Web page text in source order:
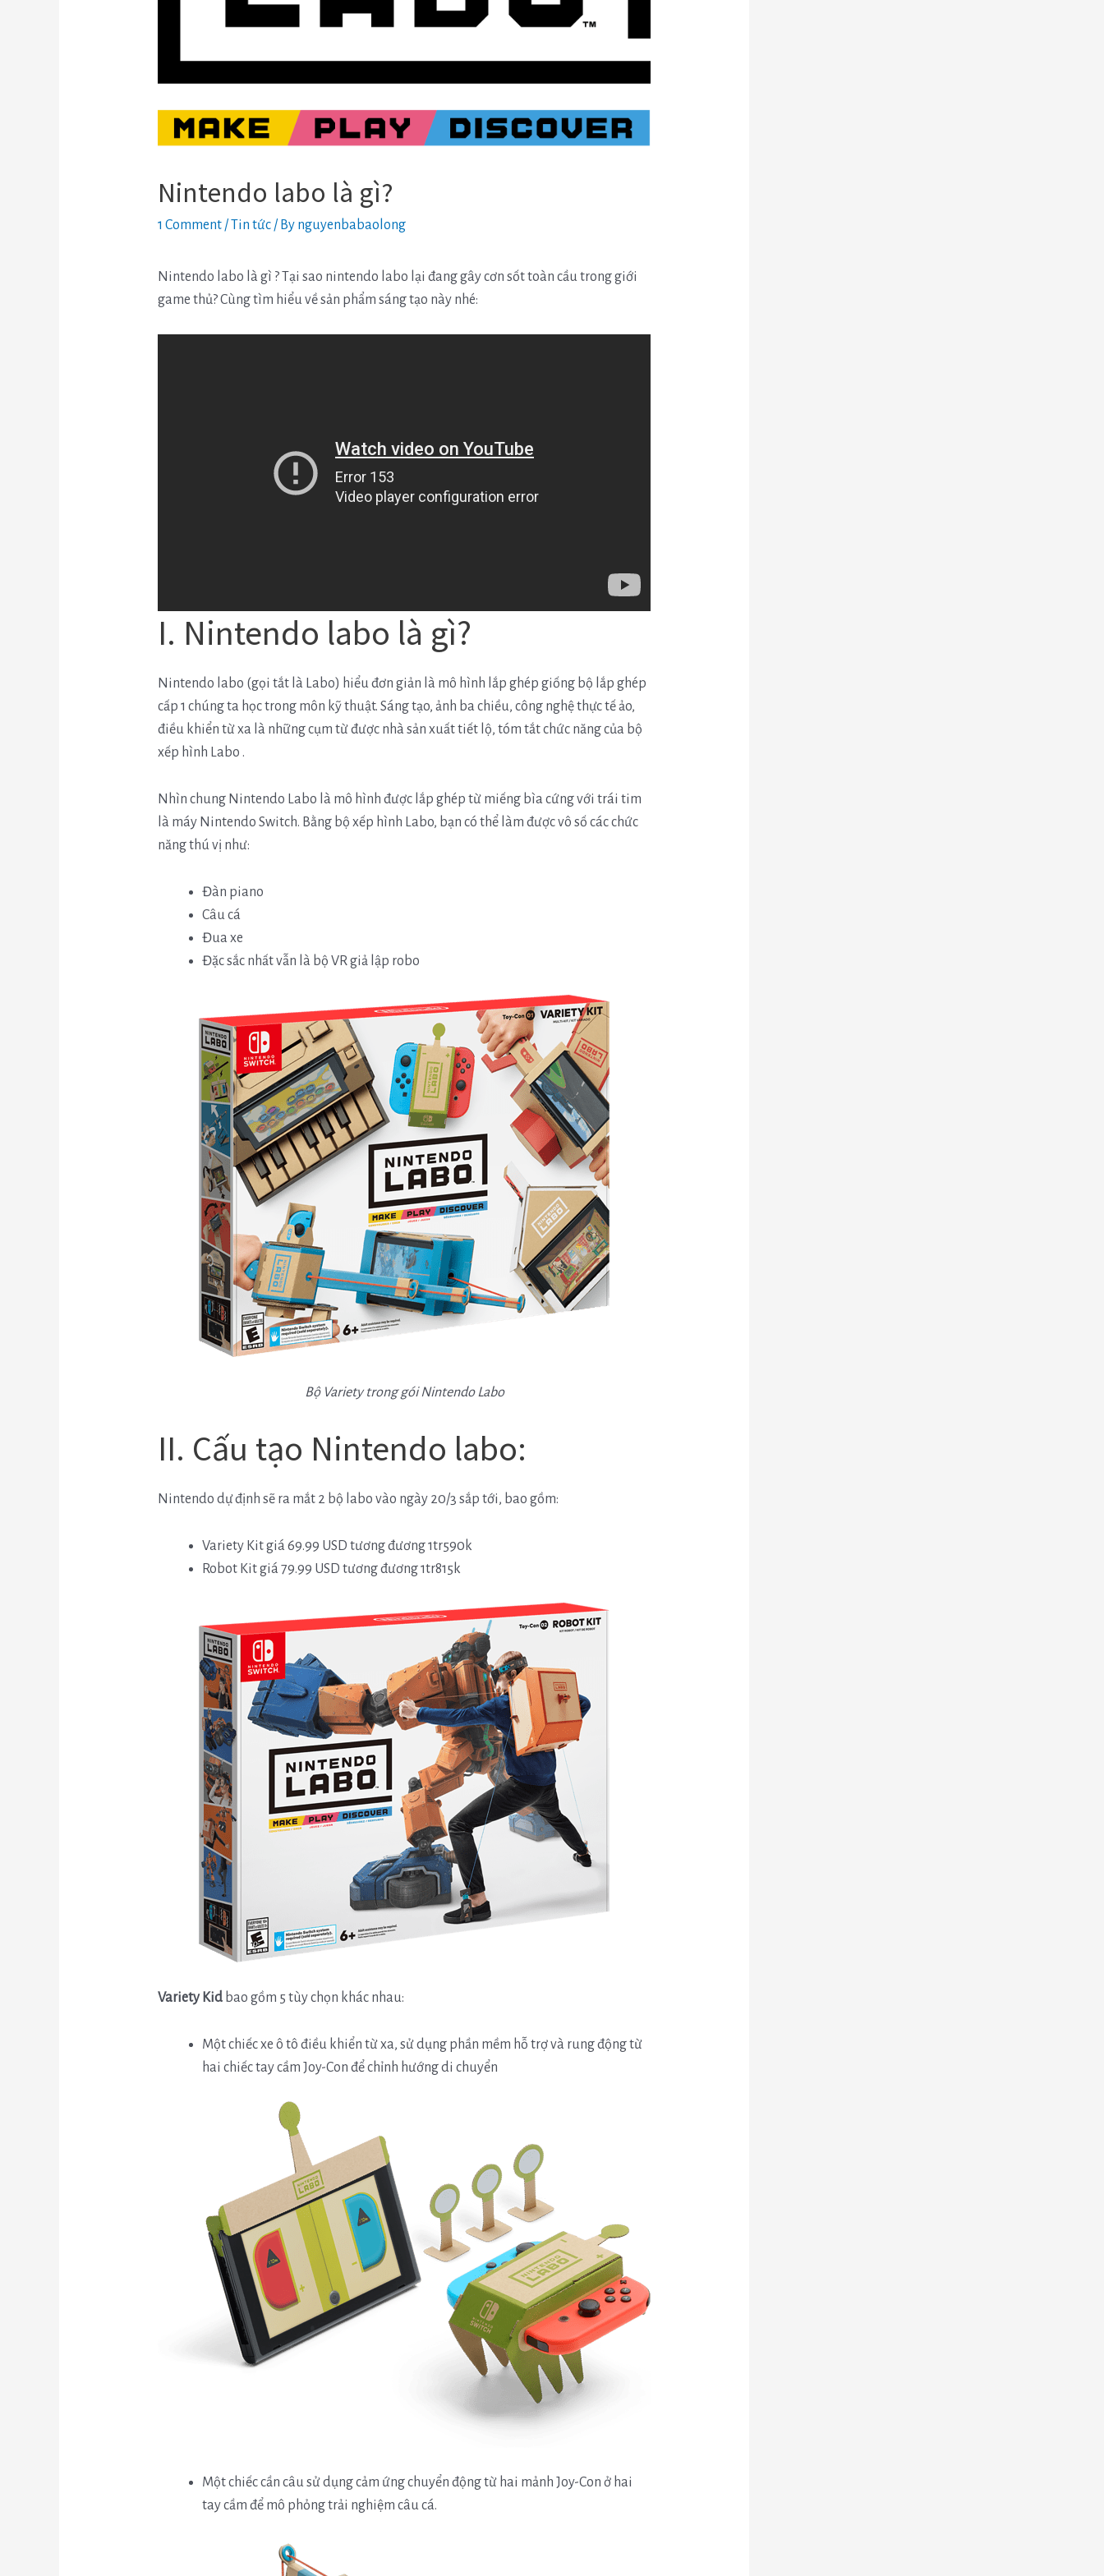
Nintendo labo là gì?
1 Comment /Tin tức / By nguyenbabaolong
Nintendo labo là gì ? Tại sao nintendo labo lại đang gây cơn sốt toàn cầu trong giới
game thủ? Cùng tìm hiểu về sản phẩm sáng tạo này nhé:
I. Nintendo labo là gì?
Nintendo labo (gọi tắt là Labo) hiểu đơn giản là mô hình lắp ghép giống bộ lắp ghép
cấp 1 chúng ta học trong môn kỹ thuật. Sáng tạo, ảnh ba chiều, công nghệ thực tế ảo,
điều khiển từ xa là những cụm từ được nhà sản xuất tiết lộ, tóm tắt chức năng của bộ
xếp hình Labo .
Nhìn chung Nintendo Labo là mô hình được lắp ghép từ miếng bìa cứng với trái tim
là máy Nintendo Switch. Bằng bộ xếp hình Labo, bạn có thể làm được vô số các chức
năng thú vị như:
Đàn piano
Câu cá
Đua xe
Đặc sắc nhất vẫn là bộ VR giả lập robo
Bộ Variety trong gói Nintendo Labo
II. Cấu tạo Nintendo labo:
Nintendo dự định sẽ ra mắt 2 bộ labo vào ngày 20/3 sắp tới, bao gồm:
Variety Kit giá 69.99 USD tương đương 1tr590k
Robot Kit giá 79.99 USD tương đương 1tr815k
Variety Kid bao gồm 5 tùy chọn khác nhau:
Một chiếc xe ô tô điều khiển từ xa, sử dụng phần mềm hỗ trợ và rung động từ
hai chiếc tay cầm Joy-Con để chỉnh hướng di chuyển
Một chiếc cần câu sử dụng cảm ứng chuyển động từ hai mảnh Joy-Con ở hai
tay cầm để mô phỏng trải nghiệm câu cá.